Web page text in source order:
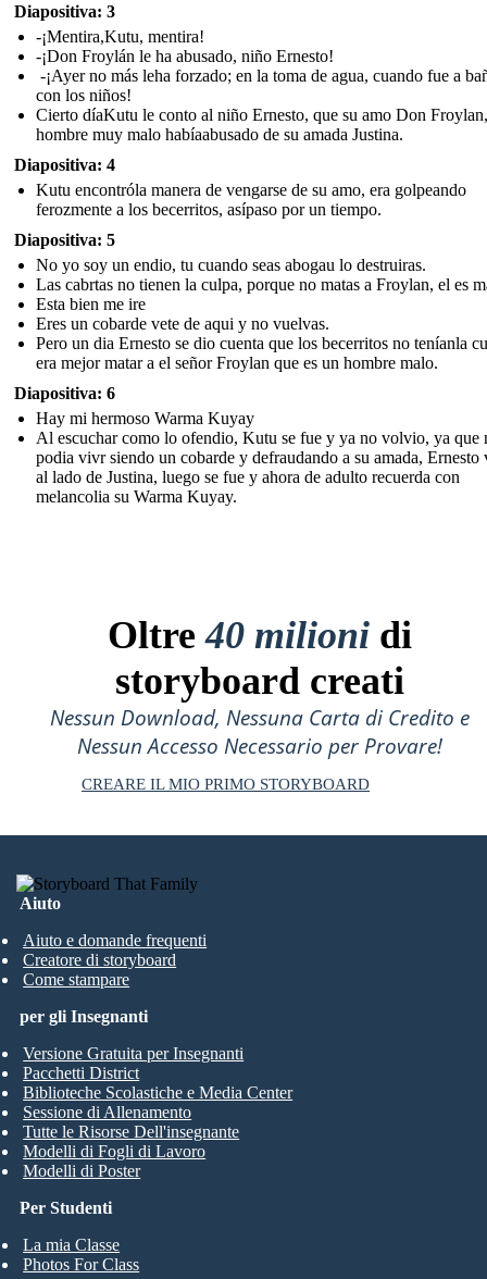
Diapositiva: 3
-¡Mentira,Kutu, mentira!
-¡Don Froylán le ha abusado, niño Ernesto!
-¡Ayer no más leha forzado; en la toma de agua, cuando fue a
con los niños!
Cierto díaKutu le conto al niño Ernesto, que su amo Don
hombre muy malo habíaabusado de su amada Justina.
Diapositiva: 4
Kutu encontróla manera de vengarse de su amo, era golpeando
ferozmente a los becerritos, asípaso por un tiempo.
Diapositiva: 5
No yo soy un endio, tu cuando seas abogau lo destruiras.
Las cabrtas no tienen la culpa, porque no matas a Froylan, el es
Esta bien me ire
Eres un cobarde vete de aqui y no vuelvas.
Pero un dia Ernesto se dio cuenta que los becerritos no teníanla
era mejor matar a el señor Froylan que es un hombre malo.
Diapositiva: 6
Hay mi hermoso Warma Kuyay
Al escuchar como lo ofendio, Kutu se fue y ya no volvio, ya que
podia vivr siendo un cobarde y defraudando a su amada, Ernesto
al lado de Justina, luego se fue y ahora de adulto recuerda con
melancolia su Warma Kuyay.
Oltre40 milioni di
storyboard creati
Nessun Download, Nessuna Carta di Credito e
Nessun Accesso Necessario per Provare!
CREARE IL MIO PRIMO STORYBOARD
Aiuto
Aiuto e domande frequenti
Creatore di storyboard
Come stampare
Per Studenti
La mia Classe
Photos For Class
per gli Insegnanti
Versione Gratuita per Insegnanti
Pacchetti District
Biblioteche Scolastiche e Media Center
Sessione di Allenamento
Tutte le Risorse Dell'insegnante
Modelli di Fogli di Lavoro
Modelli di Poster